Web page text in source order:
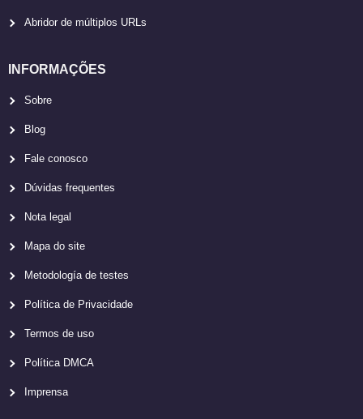
Abridor de múltiplos URLs
INFORMAÇÕES
Sobre
Blog
Fale conosco
Dúvidas frequentes
Nota legal
Mapa do site
Metodología de testes
Política de Privacidade
Termos de uso
Política DMCA
Imprensa